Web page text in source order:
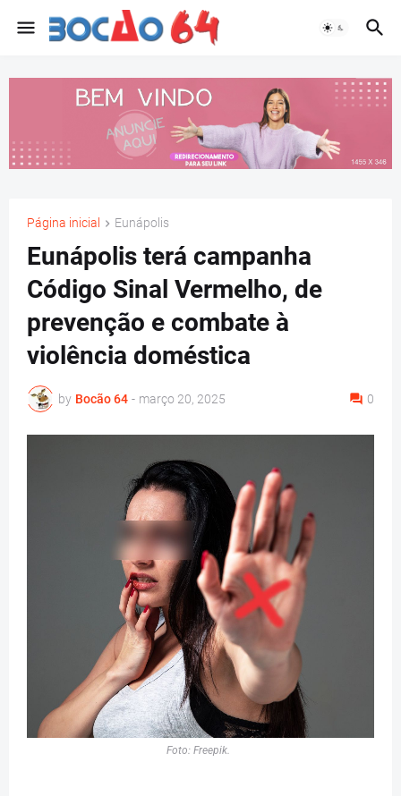
Página inicial Eunápolis
Eunápolis terá campanha
Código Sinal Vermelho, de
prevenção e combate à
violência doméstica
by Bocão 64 - março 20, 2025 0
Foto: Freepik.